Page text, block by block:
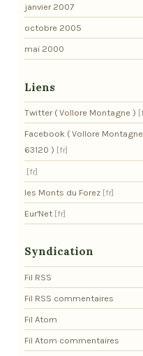
janvier 2007
octobre 2005
mai 2000
Liens
Twitter ( Vollore Montagne )
Facebook ( Vollore Montagne
63120 )
les Monts du Forez
Eur'Net
Syndication
Fil RSS
Fil RSS commentaires
Fil Atom
Fil Atom commentaires